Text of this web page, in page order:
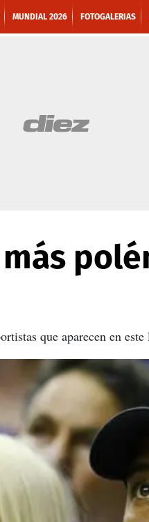
MUNDIAL 2026 FOTOGALERIAS
que aparecen en este